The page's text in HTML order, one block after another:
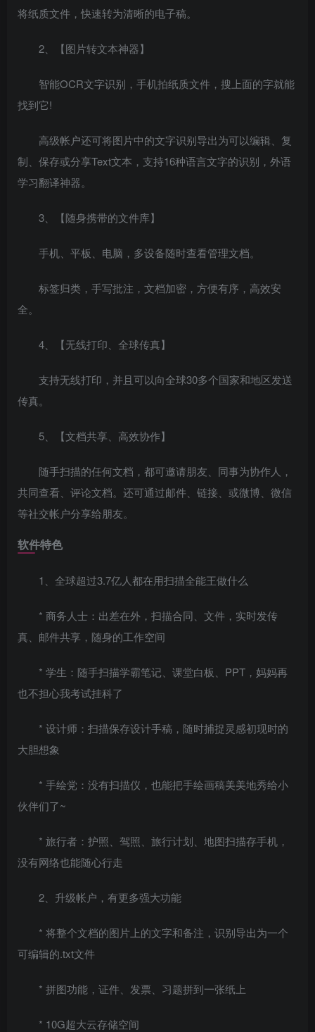
将纸质文件，快速转为清晰的电子稿。
2、【图片转文本神器】
智能OCR文字识别，手机拍纸质文件，搜上面的字就能
找到它!
高级帐户还可将图片中的文字识别导出为可以编辑、复
制、保存或分享Text文本，支持16种语言文字的识别，外语
学习翻译神器。
3、【随身携带的文件库】
手机、平板、电脑，多设备随时查看管理文档。
标签归类，手写批注，文档加密，方便有序，高效安
全。
4、【无线打印、全球传真】
支持无线打印，并且可以向全球30多个国家和地区发送
传真。
5、【文档共享、高效协作】
随手扫描的任何文档，都可邀请朋友、同事为协作人，
共同查看、评论文档。还可通过邮件、链接、或微博、微信
等社交帐户分享给朋友。
软件特色
1、全球超过3.7亿人都在用扫描全能王做什么
* 商务人士：出差在外，扫描合同、文件，实时发传
真、邮件共享，随身的工作空间
* 学生：随手扫描学霸笔记、课堂白板、PPT，妈妈再
也不担心我考试挂科了
* 设计师：扫描保存设计手稿，随时捕捉灵感初现时的
大胆想象
* 手绘党：没有扫描仪，也能把手绘画稿美美地秀给小
伙伴们了~
* 旅行者：护照、驾照、旅行计划、地图扫描存手机，
没有网络也能随心行走
2、升级帐户，有更多强大功能
* 将整个文档的图片上的文字和备注，识别导出为一个
可编辑的.txt文件
* 拼图功能，证件、发票、习题拼到一张纸上
* 10G超大云存储空间